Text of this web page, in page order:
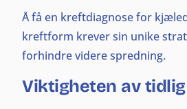
Å få en kreftdiagnose for
kreftform krever sin unike
forhindre videre spredning.
Viktigheten av